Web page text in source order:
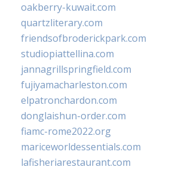
oakberry-kuwait.com
quartzliterary.com
friendsofbroderickpark.com
studiopiattellina.com
jannagrillspringfield.com
fujiyamacharleston.com
elpatronchardon.com
donglaishun-order.com
fiamc-rome2022.org
mariceworldessentials.com
lafisheriarestaurant.com